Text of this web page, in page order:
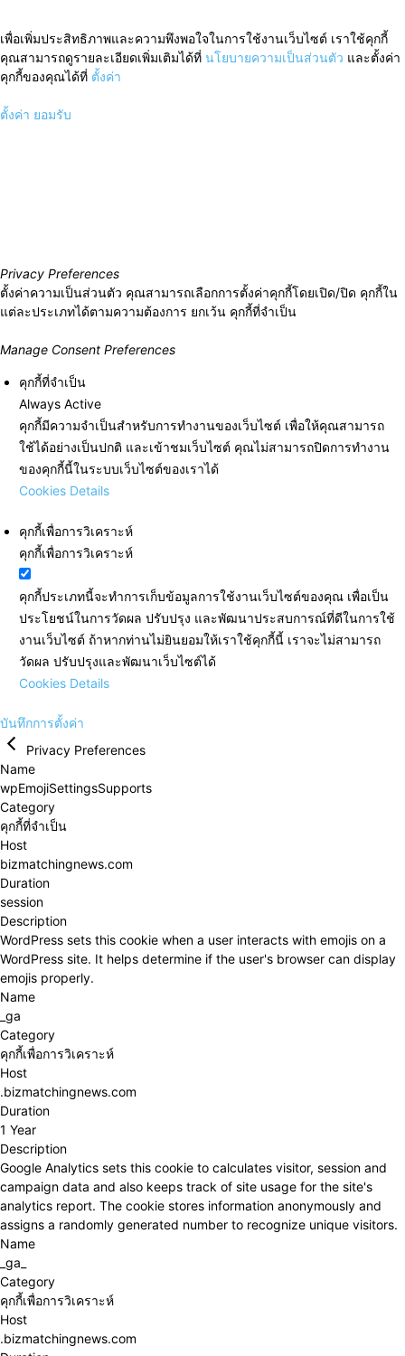
เพื่อเพิ่มประสิทธิภาพและความพึงพอใจในการใช้งานเว็บไซต์ เราใช้คุกกี้
คุณสามารถดูรายละเอียดเพิ่มเติมได้ที่ นโยบายความเป็นส่วนตัว และตั้งค่า
คุกกี้ของคุณได้ที่ ตั้งค่า
ตั้งค่า ยอมรับ
Privacy Preferences
ตั้งค่าความเป็นส่วนตัว คุณสามารถเลือกการตั้งค่าคุกกี้โดยเปิด/ปิด คุกกี้ใน
แต่ละประเภทได้ตามความต้องการ ยกเว้น คุกกี้ที่จำเป็น
Manage Consent Preferences
คุกกี้ที่จำเป็น
Always Active
คุกกี้มีความจำเป็นสำหรับการทำงานของเว็บไซต์ เพื่อให้คุณสามารถ
ใช้ได้อย่างเป็นปกติ และเข้าชมเว็บไซต์ คุณไม่สามารถปิดการทำงาน
ของคุกกี้นี้ในระบบเว็บไซต์ของเราได้
Cookies Details
คุกกี้เพื่อการวิเคราะห์
คุกกี้เพื่อการวิเคราะห์
คุกกี้ประเภทนี้จะทำการเก็บข้อมูลการใช้งานเว็บไซต์ของคุณ เพื่อเป็น
ประโยชน์ในการวัดผล ปรับปรุง และพัฒนาประสบการณ์ที่ดีในการใช้
งานเว็บไซต์ ถ้าหากท่านไม่ยินยอมให้เราใช้คุกกี้นี้ เราจะไม่สามารถ
วัดผล ปรับปรุงและพัฒนาเว็บไซต์ได้
Cookies Details
บันทึกการตั้งค่า
Privacy Preferences
Name
wpEmojiSettingsSupports
Category
คุกกี้ที่จำเป็น
Host
bizmatchingnews.com
Duration
session
Description
WordPress sets this cookie when a user interacts with emojis on a
WordPress site. It helps determine if the user's browser can display
emojis properly.
Name
_ga
Category
คุกกี้เพื่อการวิเคราะห์
Host
.bizmatchingnews.com
Duration
1 Year
Description
Google Analytics sets this cookie to calculates visitor, session and
campaign data and also keeps track of site usage for the site's
analytics report. The cookie stores information anonymously and
assigns a randomly generated number to recognize unique visitors.
Name
_ga_
Category
คุกกี้เพื่อการวิเคราะห์
Host
.bizmatchingnews.com